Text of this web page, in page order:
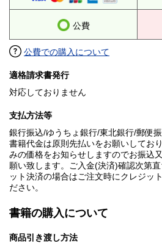
公費
公費での購入について
適格請求書発行
対応しておりません
支払方法等
銀行振込/ゆうちょ銀行/東北銀行/郵便
書籍代金は原則先払いをお願いしてお
みの価格をお知らせしますのでお振込
願い致します。ご入金(決済)確認次第
ット決済の場合はご注文時にクレジッ
ださい。
書籍の購入について
商品引き渡し方法